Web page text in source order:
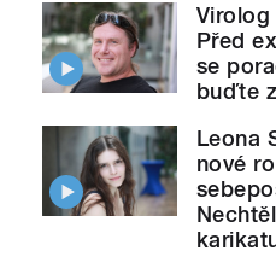
Virolog
Před
se
buďte
Leona
nové